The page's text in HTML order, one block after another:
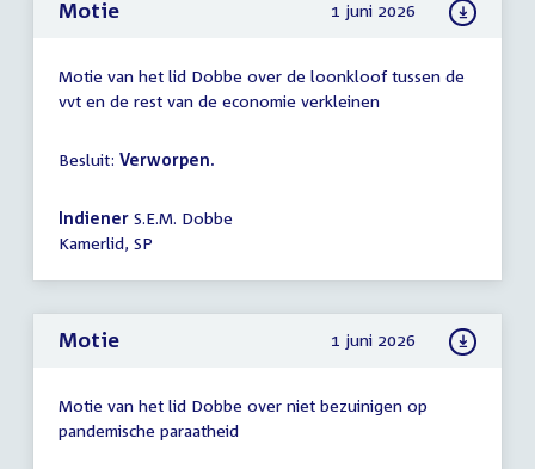
Motie 1 juni 2026
Motie van het lid Dobbe over de loonkloof tussen de
vvt en de rest van de economie verkleinen
Besluit: Verworpen.
Indiener S.E.M. Dobbe
Kamerlid, SP
Motie 1 juni 2026
Motie van het lid Dobbe over niet bezuinigen op
pandemische paraatheid